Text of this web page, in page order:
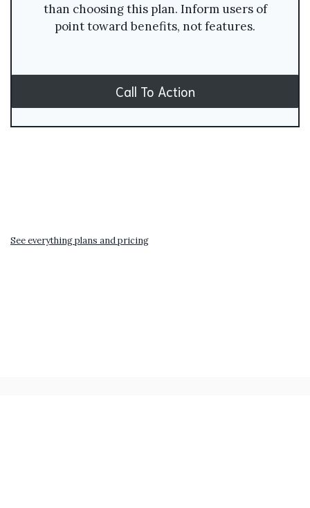
than choosing this plan. Inform users of
point toward benefits, not features.
Call To Action
See everything plans and pricing